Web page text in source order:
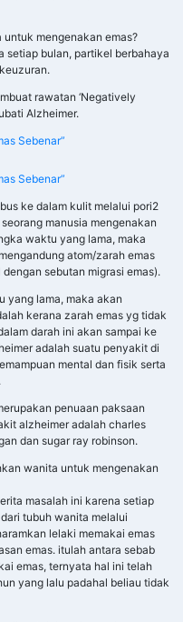
manusia mengenakan
atom/zarah emas
sebutan migrasi emas).
kerana zarah emas yg tidak
darah ini akan sampai ke
adalah suatu penyakit di
mental dan fisik serta
alzheimer adalah charles
dan sugar ray robinson.
wanita untuk mengenakan
tubuh wanita melalui
lelaki memakai emas
emas. itulah antara sebab
emas, ternyata hal ini telah
yang lalu padahal beliau tidak
telah melarang kaum
Al-Bukhari dan Muslim
‘anhu, bahwa ketika
laki-laki memakai cincin
supaya menanggalkan